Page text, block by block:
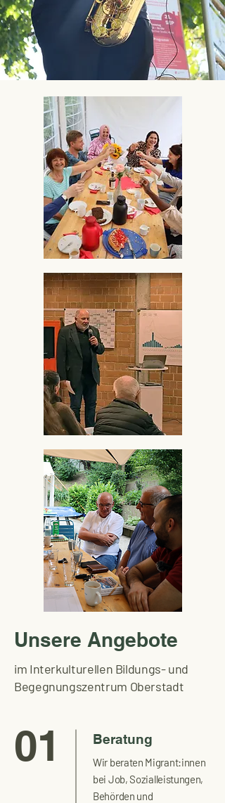
Unsere Angebote
im Interkulturellen Bildungs- und
Begegnungszentrum Oberstadt
01 Beratung
Wir beraten Migrant:innen
bei Job, Sozialleistungen,
Behörden und